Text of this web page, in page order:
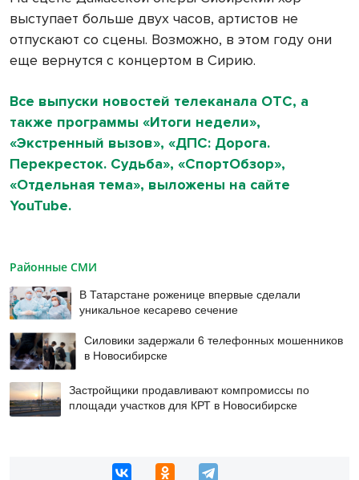
выступает больше двух часов, артистов не
отпускают со сцены. Возможно, в этом году они
еще вернутся с концертом в Сирию.
Все выпуски новостей телеканала ОТС, а
также программы «Итоги недели»,
«Экстренный вызов», «ДПС: Дорога.
Перекресток. Судьба», «СпортОбзор»,
«Отдельная тема», выложены на сайте
YouTube.
Районные СМИ
В Татарстане роженице впервые сделали
уникальное кесарево сечение
Силовики задержали 6 телефонных мошенников
в Новосибирске
Застройщики продавливают компромиссы по
площади участков для КРТ в Новосибирске